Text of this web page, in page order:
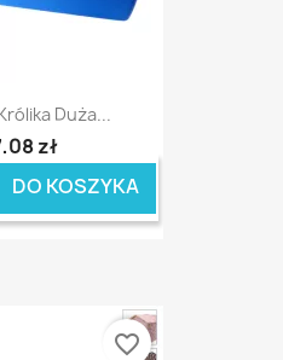
Duża...
zł
DO KOSZYKA
favorite_border